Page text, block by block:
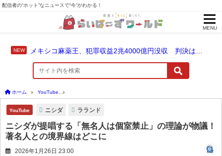
配信者の“ホット”なニュースで“今”がわかる！
MENU
ホーム YouTube
YouTube ニシダ ラランド
ニシダが提唱する「無名人は個室禁止」の理論が物議！
著名人との境界線はどこに
2026年1月26日 23:00